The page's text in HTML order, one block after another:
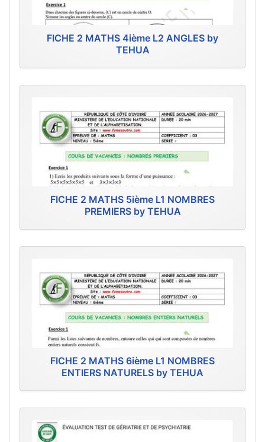
FICHE 2 MATHS 4ième L2 ANGLES by
TEHUA
FICHE 2 MATHS 5ième L1 NOMBRES
PREMIERS by TEHUA
FICHE 2 MATHS 6ième L1 NOMBRES
ENTIERS NATURELS by TEHUA